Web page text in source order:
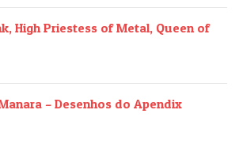
High Priestess of Metal, Queen of
– Desenhos do Apendix